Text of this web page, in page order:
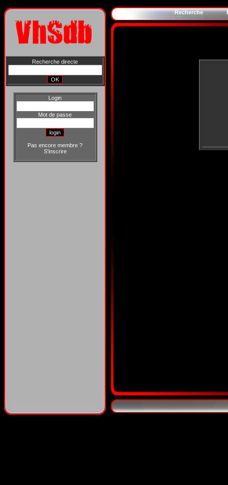
Recherche directe
Login
Mot de passe
Pas encore membre ?
S'inscrire
Recherche